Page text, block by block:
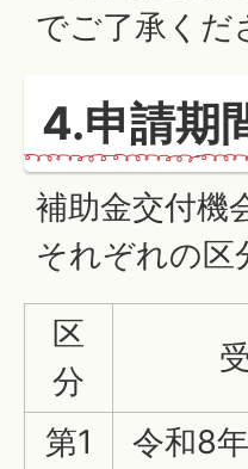
でご了承くだ
4.申請期
補助金交付機
それぞれの区
区
分
第1
令和8